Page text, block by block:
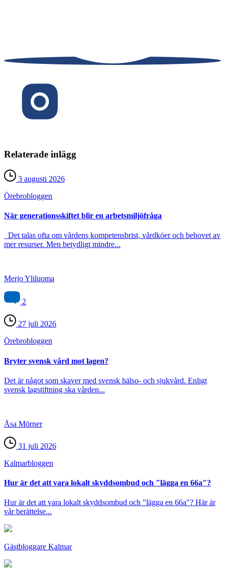
Relaterade inlägg
3 augusti 2026
Örebro­bloggen
När generationsskiftet blir en arbetsmiljöfråga
Det talas ofta om vårdens kompetensbrist, vårdköer och behovet av
mer resurser. Men betydligt mindre...
Merjo Yliluoma
2
27 juli 2026
Örebro­bloggen
Bryter svensk vård mot lagen?
Det är något som skaver med svensk hälso- och sjukvård. Enligt
svensk lagstiftning ska vården...
Åsa Mörner
31 juli 2026
Kalmar­bloggen
Hur är det att vara lokalt skyddsombud och "lägga en 66a"?
Hur är det att vara lokalt skyddsombud och "lägga en 66a"? Här är
vår berättelse...
Gästbloggare Kalmar